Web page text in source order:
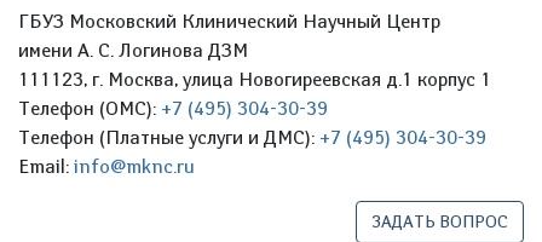
ГБУЗ Московский Клинический Научный Центр
имени А. С. Логинова ДЗМ
111123, г. Москва, улица Новогиреевская д.1 корпус 1
Телефон (ОМС): +7 (495) 304-30-39
Телефон (Платные услуги и ДМС): +7 (495) 304-30-39
Email: info@mknc.ru
ЗАДАТЬ ВОПРОС